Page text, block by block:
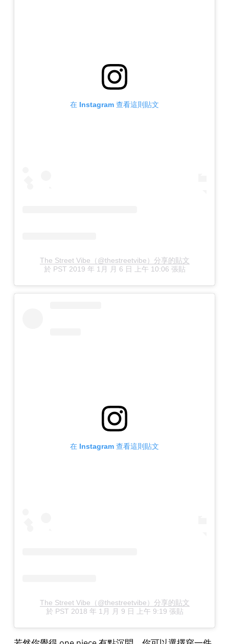
在 Instagram 查看這則貼文
The Street Vibe（@thestreetvibe）分享的貼文
於 PST 2019 年 1月 月 6 日 上午 10:06 張貼
在 Instagram 查看這則貼文
The Street Vibe（@thestreetvibe）分享的貼文
於 PST 2018 年 1月 月 9 日 上午 9:19 張貼